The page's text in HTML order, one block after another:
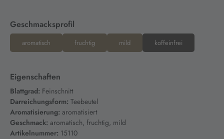
Geschmacksprofil
aromatisch fruchtig mild koffeinfrei
Eigenschaften
Blattgrad: Feinschnitt
Darreichungsform: Teebeutel
Aromatisierung: aromatisiert
Geschmack: aromatisch, fruchtig, mild
Artikelnummer: 15110